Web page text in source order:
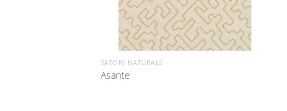
SATORI NATURALS
Asante